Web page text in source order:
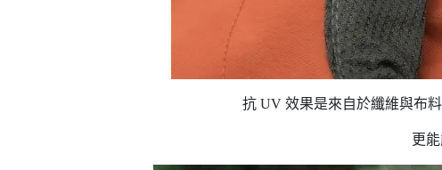
抗 UV 效果是來自於纖維與布
更